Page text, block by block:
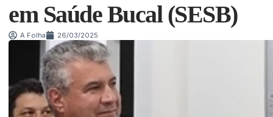
em Saúde Bucal (SESB)
A Folha 26/03/2025